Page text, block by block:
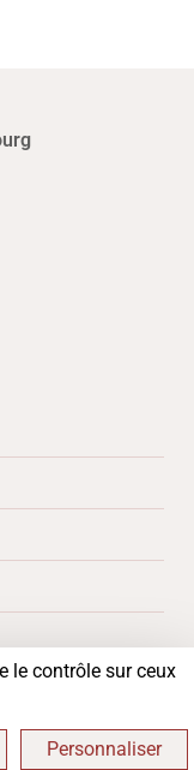
de Fribourg
le contrôle sur ceux
Personnaliser